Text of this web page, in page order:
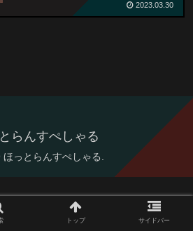
2023.03.30
らんすぺしゃる
っとらんすぺしゃる.
トップ サイドバー